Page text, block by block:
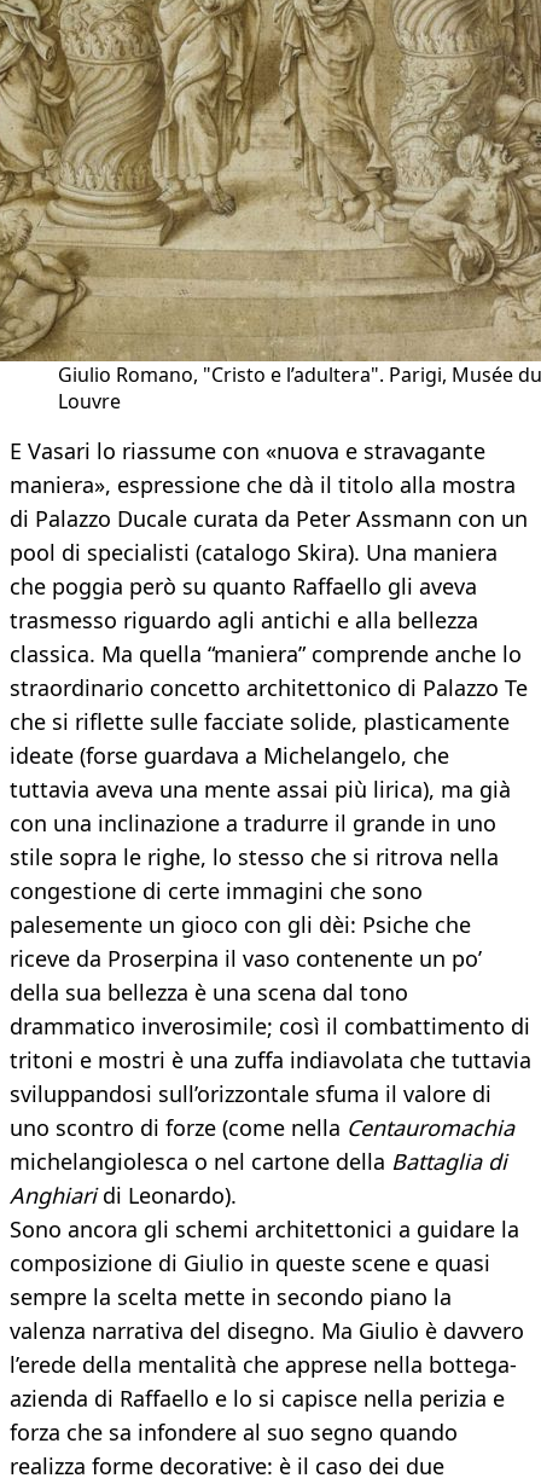
Giulio Romano, "Cristo e l’adultera". Parigi, Musée du
Louvre
E Vasari lo riassume con «nuova e stravagante
maniera», espressione che dà il titolo alla mostra
di Palazzo Ducale curata da Peter Assmann con un
pool di specialisti (catalogo Skira). Una maniera
che poggia però su quanto Raffaello gli aveva
trasmesso riguardo agli antichi e alla bellezza
classica. Ma quella “maniera” comprende anche lo
straordinario concetto architettonico di Palazzo Te
che si riflette sulle facciate solide, plasticamente
ideate (forse guardava a Michelangelo, che
tuttavia aveva una mente assai più lirica), ma già
con una inclinazione a tradurre il grande in uno
stile sopra le righe, lo stesso che si ritrova nella
congestione di certe immagini che sono
palesemente un gioco con gli dèi: Psiche che
riceve da Proserpina il vaso contenente un po’
della sua bellezza è una scena dal tono
drammatico inverosimile; così il combattimento di
tritoni e mostri è una zuffa indiavolata che tuttavia
sviluppandosi sull’orizzontale sfuma il valore di
uno scontro di forze (come nella Centauromachia
michelangiolesca o nel cartone della Battaglia di
Anghiaridi Leonardo).
Sono ancora gli schemi architettonici a guidare la
composizione di Giulio in queste scene e quasi
sempre la scelta mette in secondo piano la
valenza narrativa del disegno. Ma Giulio è davvero
l’erede della mentalità che apprese nella bottega-
azienda di Raffaello e lo si capisce nella perizia e
forza che sa infondere al suo segno quando
realizza forme decorative: è il caso dei due